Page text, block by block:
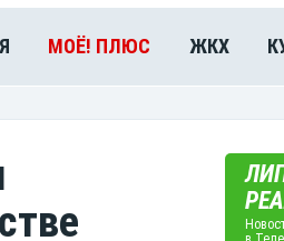
МОЁ! ПЛЮС ЖКХ
В